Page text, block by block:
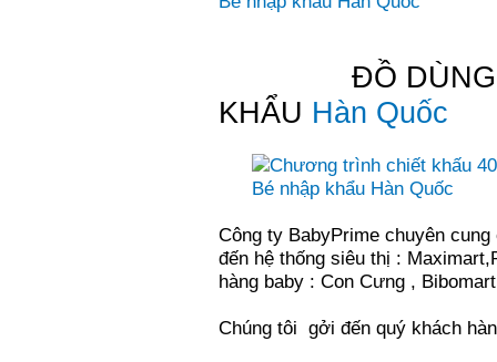
ĐỒ DÙNG
KHẨU Hàn Quốc
Công ty BabyPrime chuyên
đến hệ thống siêu thị :
hàng baby : Con Cưng ,
Chúng tôi gởi đến quý khách